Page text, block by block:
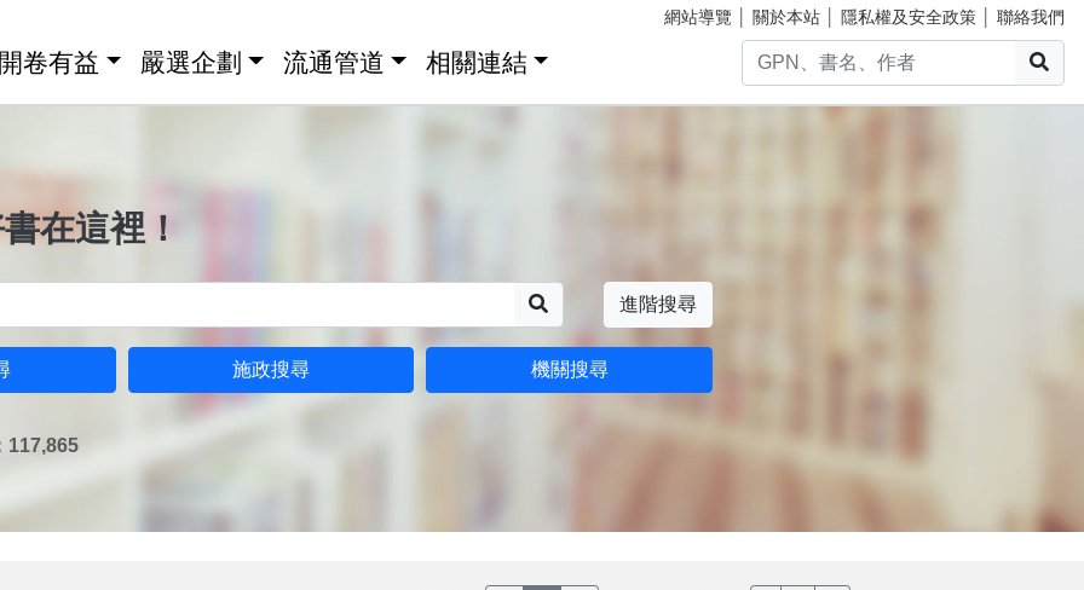
網站導覽 關於本站 隱私權及安全政策 聯絡我們
卷有益 嚴選企劃 流通管道 相關連結
在這裡！
進階搜尋
施政搜尋 機關搜尋
117,865